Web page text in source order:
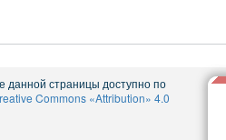
данной страницы доступно по
Commons «Attribution» 4.0